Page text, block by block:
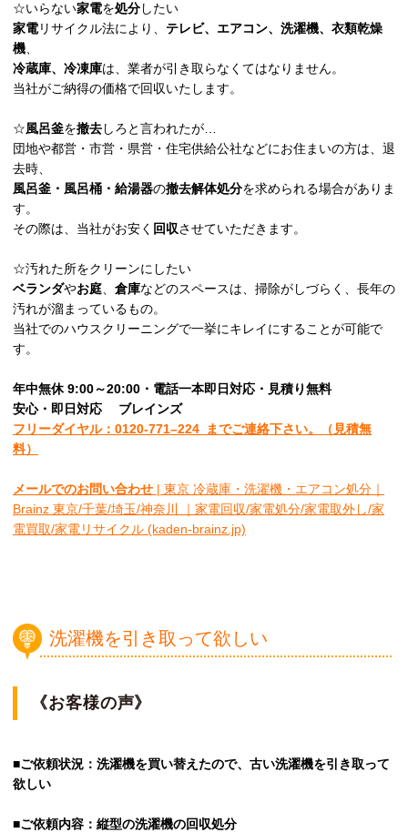
☆いらない家電を処分したい
家電リサイクル法により、 テレビ、エアコン、洗濯機、衣類乾燥
機
冷蔵庫、冷凍庫は、業者が引き取らなくてはなりません。
当社がご納得の価格で回収いたします。
☆風呂釜を撤去しろと言われたが…
団地や都営・市営・県営・住宅供給公社などにお住まいの方は、退
去時、
風呂釜・風呂桶・給湯器の撤去解体処分を求められる場合がありま
す。
その際は、当社がお安く 回収させていただきます。
☆汚れた所をクリーンにしたい
ベランダやお庭 倉庫などのスペースは、掃除がしづらく、長年の
汚れが溜まっているもの。
当社でのハウスクリーニングで一挙にキレイにすることが可能で
す。
年中無休 9:00～20:00・電話一本即日対応・見積り無料
安心・即日対応
ブレインズ
フリーダイヤル：0120-771–224 までご連絡下さい。
（見積無
料）
メールでのお問い合わせ | 東京 冷蔵庫・洗濯機・エアコン処分｜
Brainz 東京/千葉/埼玉/神奈川 ｜家電回収/家電処分/家電取外し/家
電買取/家電リサイクル (kaden-brainz.jp)
洗濯機を引き取って欲しい
《お客様の声》
■ご依頼状況：洗濯機を買い替えたので、古い洗濯機を引き取って
欲しい
■ご依頼内容：縦型の洗濯機の回収処分